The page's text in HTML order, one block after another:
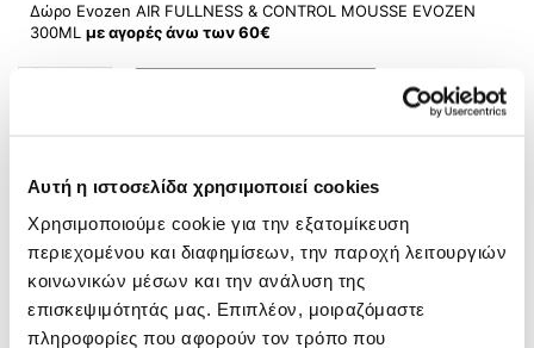
Αυτή η ιστοσελίδα χρησιμοποιεί cookies
Χρησιμοποιούμε cookie για την εξατομίκευση
περιεχομένου και διαφημίσεων, την παροχή λειτουργιών
κοινωνικών μέσων και την ανάλυση της
επισκεψιμότητάς μας. Επιπλέον, μοιραζόμαστε
πληροφορίες που αφορούν τον τρόπο που
Δώρο Evozen AIR FULLNESS & CONTROL MOUSSE EVOZEN
300ΜL με αγορές άνω των 60€
SKU:5205100029042
ΠΕΡΙΓΡΑΦΉ
Αυτό το ειδικό πινέλο κάνει την εφαρμογή της βαφής